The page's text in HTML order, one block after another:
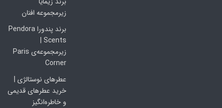
زیرمجموعه افنان
برند پندورا Pendora
Scents |
زیرمجموعه‌ی Paris
Corner
عطرهای نوستالژی |
خرید عطرهای قدیمی
و خاطره‌انگیز